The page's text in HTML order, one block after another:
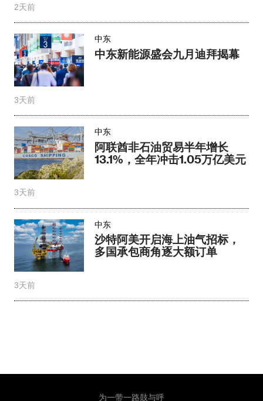
2天前
中东
中东新能源盛会九月迪拜揭幕
3天前
中东
阿联酋非石油贸易半年增长
13.1%，全年冲击1.05万亿美元
3天前
中东
沙特阿美开启海上油气招标，
多国承包商角逐大额订单
3天前
为一带一路鼓与呼